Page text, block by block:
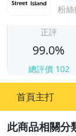
粉絲
正評
99.0%
總評價 102
首頁主打
玩具、模型與公